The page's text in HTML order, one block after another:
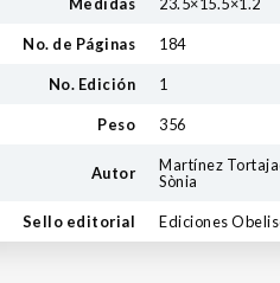
No. de Páginas 184
No. Edición 1
Peso 356
Autor
Martínez
Sònia
Sello editorial Ediciones